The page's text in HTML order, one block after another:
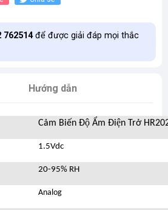
762514để được giải đáp mọi thắc
Hướng dẫn
Cảm Biến Độ Ẩm Điện Trở
1.5Vdc
20-95% RH
Analog